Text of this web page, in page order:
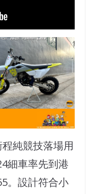
純競技落場用
細車率先到港
。設計符合小